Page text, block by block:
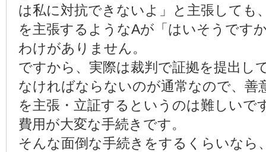
は私に対抗できないよ」と主張しても
を主張するようなAが「はいそうです
わけがありません。
ですから、実際は裁判で証拠を提出し
なければならないのが通常なので、善
を主張・立証するというのは難しいで
費用が大変な手続きです。
そんな面倒な手続きをするくらいなら